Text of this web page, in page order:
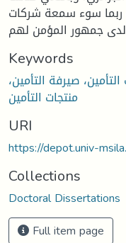
ربما سوء سمعة شركات
Keywords
صيرفة التأمين،
منتجات التأمين
URI
https://depot.univ-
Collections
Doctoral Dissertations
Full item page